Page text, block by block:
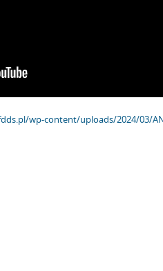
wp-content/uploads/2024/03/